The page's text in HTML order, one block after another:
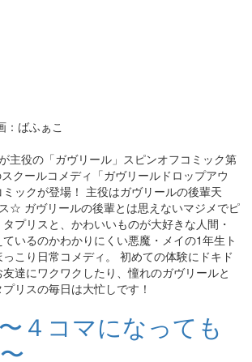
ばふぁこ
主役の「ガヴリール」スピンオフコミック第
クールコメディ「ガヴリールドロップアウ
ミックが登場！ 主役はガヴリールの後輩天
☆ ガヴリールの後輩とは思えないマジメでピ
プリスと、かわいいものが大好きな人間・
いるのかわかりにくい悪魔・メイの1年生ト
こり日常コメディ。 初めての体験にドキド
達にワクワクしたり、憧れのガヴリールと
リスの毎日は大忙しです！
４コマになっても